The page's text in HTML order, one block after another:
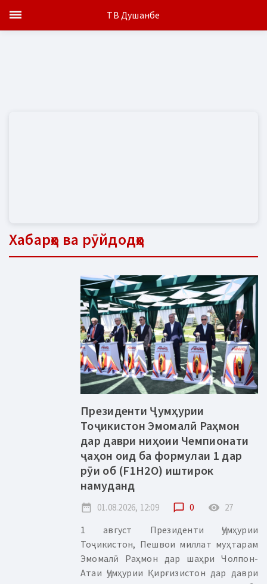
Хабарҳо ва рӯйдодҳо
Президенти Ҷумҳурии
Тоҷикистон Эмомалӣ Раҳмон
дар даври ниҳоии Чемпионати
ҷаҳон оид ба формулаи 1 дар
рӯи об (F1H2O) иштирок
намуданд
date_range 01.08.2026, 12:09 chat_bubble_outline 0 remove_red_eye 27
1 август Президенти Ҷумҳурии
Тоҷикистон, Пешвои миллат муҳтарам
Эмомалӣ Раҳмон дар шаҳри Чолпон-
Атаи Ҷумҳурии Қирғизистон дар даври
ТВ Душанбе